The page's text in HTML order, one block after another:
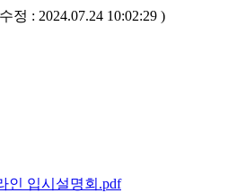
정 : 2024.07.24 10:02:29 )
인 입시설명회.pdf